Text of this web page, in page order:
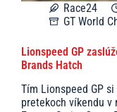
Race24
GT World
Lionspeed GP
Brands Hatch
Tím Lionspeed GP
pretekoch víkendu v